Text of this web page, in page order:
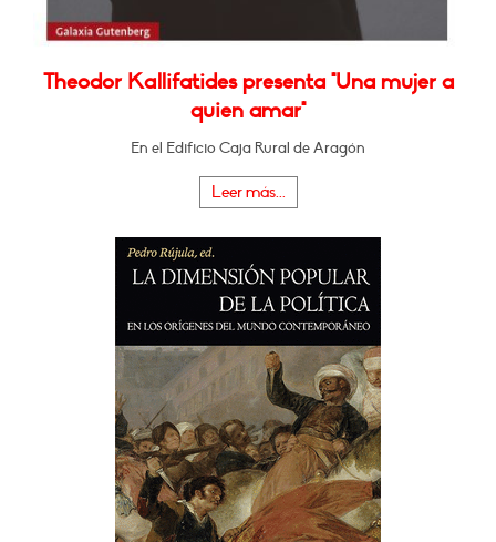
Theodor Kallifatides presenta "Una mujer a
quien amar"
En el Edificio Caja Rural de Aragón
Leer más...